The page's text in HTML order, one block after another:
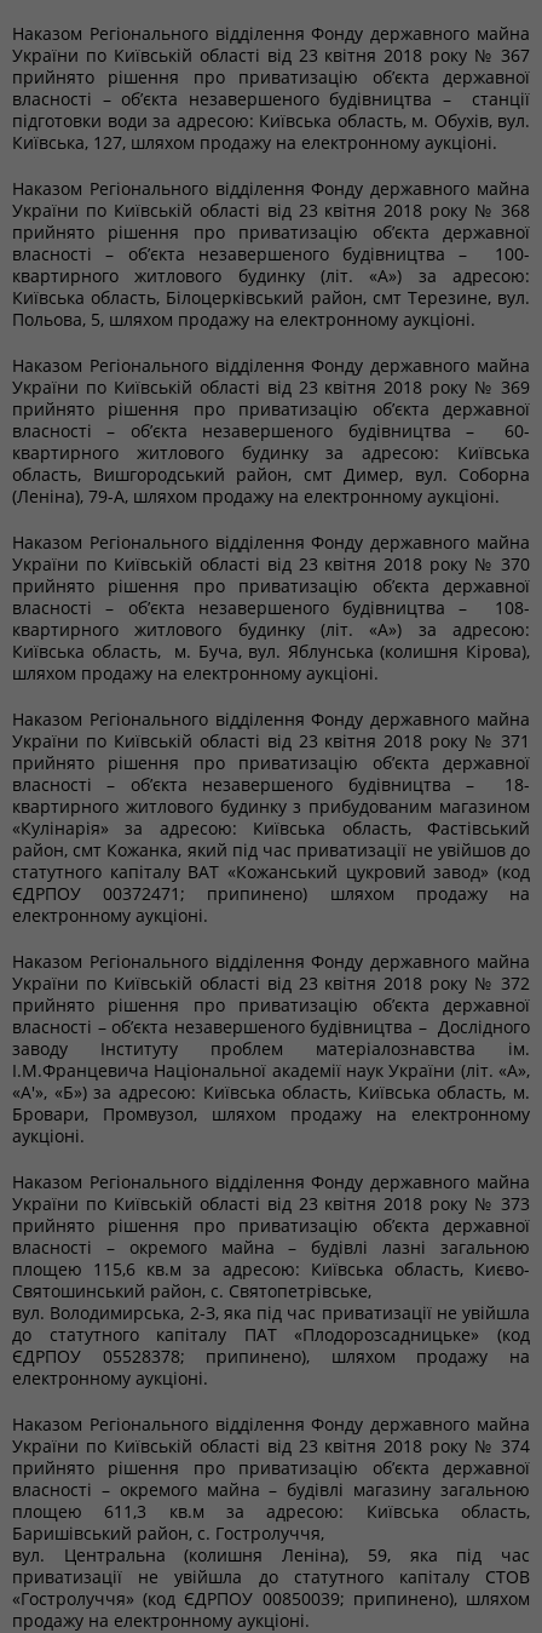
Наказом Регіонального відділення Фонду державного майна
України по Київській області від 23 квітня 2018 року № 367
прийнято рішення про приватизацію об’єкта державної
власності – об’єкта незавершеного будівництва – станції
підготовки води за адресою: Київська область, м. Обухів, вул.
Київська, 127, шляхом продажу на електронному аукціоні.
Наказом Регіонального відділення Фонду державного майна
України по Київській області від 23 квітня 2018 року № 368
прийнято рішення про приватизацію об’єкта державної
власності – об’єкта незавершеного будівництва – 100-
квартирного житлового будинку (літ. «А») за адресою:
Київська область, Білоцерківський район, смт Терезине, вул.
Польова, 5, шляхом продажу на електронному аукціоні.
Наказом Регіонального відділення Фонду державного майна
України по Київській області від 23 квітня 2018 року № 369
прийнято рішення про приватизацію об’єкта державної
власності – об’єкта незавершеного будівництва – 60-
квартирного житлового будинку за адресою: Київська
область, Вишгородський район, смт Димер, вул. Соборна
(Леніна), 79-А, шляхом продажу на електронному аукціоні.
Наказом Регіонального відділення Фонду державного майна
України по Київській області від 23 квітня 2018 року № 370
прийнято рішення про приватизацію об’єкта державної
власності – об’єкта незавершеного будівництва – 108-
квартирного житлового будинку (літ. «А») за адресою:
Київська область, м. Буча, вул. Яблунська (колишня Кірова),
шляхом продажу на електронному аукціоні.
Наказом Регіонального відділення Фонду державного майна
України по Київській області від 23 квітня 2018 року № 371
прийнято рішення про приватизацію об’єкта державної
власності – об’єкта незавершеного будівництва – 18-
квартирного житлового будинку з прибудованим магазином
«Кулінарія» за адресою: Київська область, Фастівський
район, смт Кожанка, який під час приватизації не увійшов до
статутного капіталу ВАТ «Кожанський цукровий завод» (код
ЄДРПОУ 00372471; припинено) шляхом продажу на
електронному аукціоні.
Наказом Регіонального відділення Фонду державного майна
України по Київській області від 23 квітня 2018 року № 372
прийнято рішення про приватизацію об’єкта державної
власності – об’єкта незавершеного будівництва – Дослідного
заводу Інституту проблем матеріалознавства ім.
І.М.Францевича Національної академії наук України (літ. «А»,
«А′», «Б») за адресою: Київська область, Київська область, м.
Бровари, Промвузол, шляхом продажу на електронному
аукціоні.
Наказом Регіонального відділення Фонду державного майна
України по Київській області від 23 квітня 2018 року № 373
прийнято рішення про приватизацію об’єкта державної
власності – окремого майна – будівлі лазні загальною
площею 115,6 кв.м за адресою: Київська область, Києво-
Святошинський район, с. Святопетрівське,
вул. Володимирська, 2-З, яка під час приватизації не увійшла
до статутного капіталу ПАТ «Плодорозсадницьке» (код
ЄДРПОУ 05528378; припинено), шляхом продажу на
електронному аукціоні.
Наказом Регіонального відділення Фонду державного майна
України по Київській області від 23 квітня 2018 року № 374
прийнято рішення про приватизацію об’єкта державної
власності – окремого майна – будівлі магазину загальною
площею 611,3 кв.м за адресою: Київська область,
Баришівський район, с. Гостролуччя,
вул. Центральна (колишня Леніна), 59, яка під час
приватизації не увійшла до статутного капіталу СТОВ
«Гостролуччя» (код ЄДРПОУ 00850039; припинено), шляхом
продажу на електронному аукціоні.